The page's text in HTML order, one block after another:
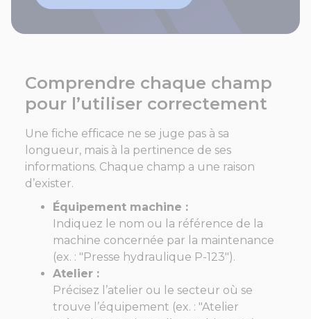
Comprendre chaque champ
pour l’utiliser correctement
Une fiche efficace ne se juge pas à sa
longueur, mais à la pertinence de ses
informations. Chaque champ a une raison
d’exister.
Équipement machine :
Indiquez le nom ou la référence de la
machine concernée par la maintenance
(ex. : "Presse hydraulique P-123").
Atelier :
Précisez l’atelier ou le secteur où se
trouve l’équipement (ex. : "Atelier